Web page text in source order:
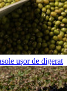
ușor de digerat